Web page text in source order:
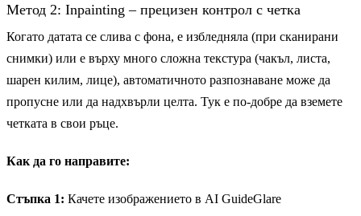
Метод 2: Inpainting – прецизен контрол с четка
Когато датата се слива с фона, е избледняла (при сканирани
снимки) или е върху много сложна текстура (чакъл, листа,
шарен килим, лице), автоматичното разпознаване може да
пропусне или да надхвърли целта. Тук е по-добре да вземете
четката в свои ръце.
Как да го направите:
Стъпка 1: Качете изображението в AI GuideGlare